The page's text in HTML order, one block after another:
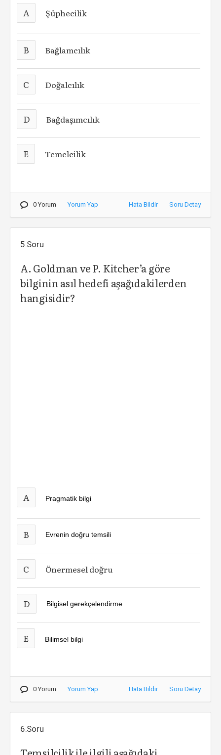
A Şüphecilik
B Bağlamcılık
C Doğalcılık
D Bağdaşımcılık
E Temelcilik
0 Yorum Yorum Yap Hata Bildir Soru Detay
5.Soru
A. Goldman ve P. Kitcher’a göre
bilginin asıl hedefi aşağıdakilerden
hangisidir?
A Pragmatik bilgi
B Evrenin doğru temsili
C Önermesel doğru
D Bilgisel gerekçelendirme
E Bilimsel bilgi
0 Yorum Yorum Yap Hata Bildir Soru Detay
6.Soru